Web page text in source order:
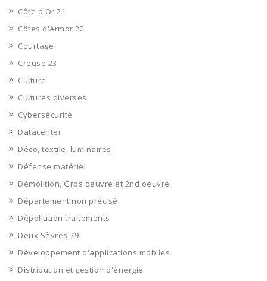
Côte d'Or 21
Côtes d'Armor 22
Courtage
Creuse 23
Culture
Cultures diverses
Cybersécurité
Datacenter
Déco, textile, luminaires
Défense matériel
Démolition, Gros oeuvre et 2nd oeuvre
Département non précisé
Dépollution traitements
Deux Sèvres 79
Développement d'applications mobiles
Distribution et gestion d'énergie